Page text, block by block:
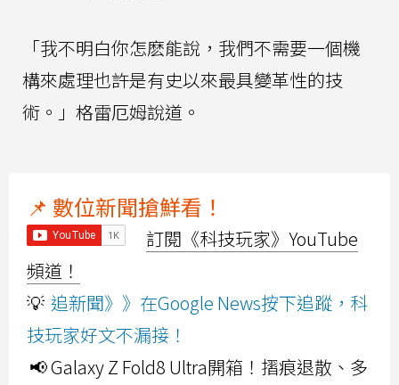
「我不明白你怎麽能說，我們不需要一個機
構來處理也許是有史以來最具變革性的技
術。」格雷厄姆說道。
📌 數位新聞搶鮮看！
訂閱《科技玩家》YouTube
頻道！
💡 追新聞》》在Google News按下追蹤，科
技玩家好文不漏接！
📢 Galaxy Z Fold8 Ultra開箱！摺痕退散、多